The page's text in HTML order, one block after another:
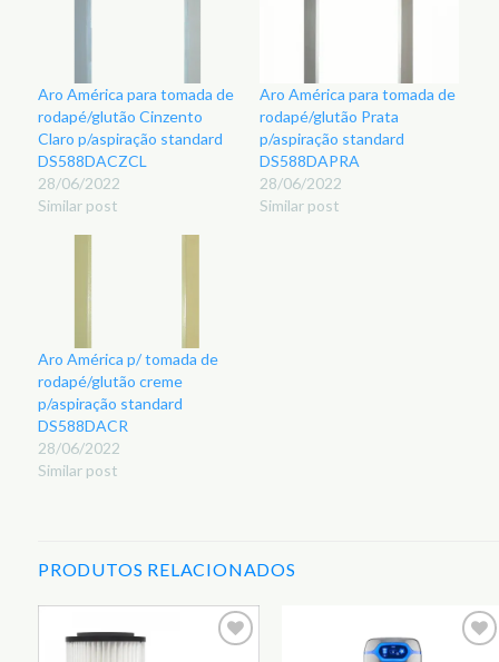
Aro América para tomada de
rodapé/glutão Cinzento
Claro p/aspiração standard
DS588DACZCL
28/06/2022
Similar post
Aro América para tomada de
rodapé/glutão Prata
p/aspiração standard
DS588DAPRA
28/06/2022
Similar post
Aro América p/ tomada de
rodapé/glutão creme
p/aspiração standard
DS588DACR
28/06/2022
Similar post
PRODUTOS RELACIONADOS